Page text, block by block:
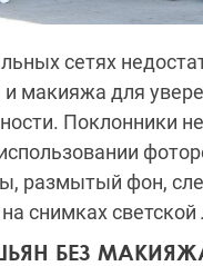
сетях
макияжа для
Поклонники
размытый фон,
снимках
БЕЗ